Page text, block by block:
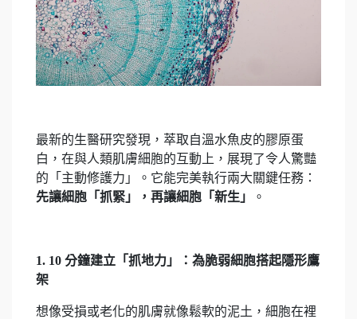
最新的生醫研究發現，萃取自溫水魚皮的膠原蛋
白，在與人類肌膚細胞的互動上，展現了令人驚豔
的「主動修護力」。它能完美執行兩大關鍵任務：
先讓細胞「抓緊」，再讓細胞「新生」
。
1. 10 分鐘建立「抓地力」：為脆弱細胞搭起隱形鷹
架
想像受損或老化的肌膚就像鬆軟的泥土，細胞在裡